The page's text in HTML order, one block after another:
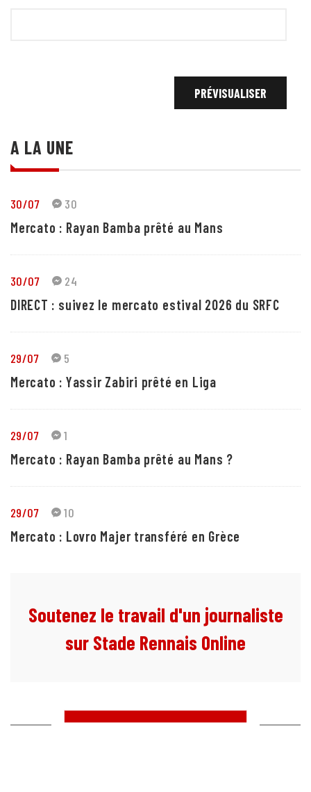
A LA UNE
30/07 30
Mercato : Rayan Bamba prêté au Mans
30/07 24
DIRECT : suivez le mercato estival 2026 du SRFC
29/07 5
Mercato : Yassir Zabiri prêté en Liga
29/07 1
Mercato : Rayan Bamba prêté au Mans ?
29/07 10
Mercato : Lovro Majer transféré en Grèce
Soutenez le travail d'un journaliste
sur Stade Rennais Online
UN ANCIEN AU HASARD